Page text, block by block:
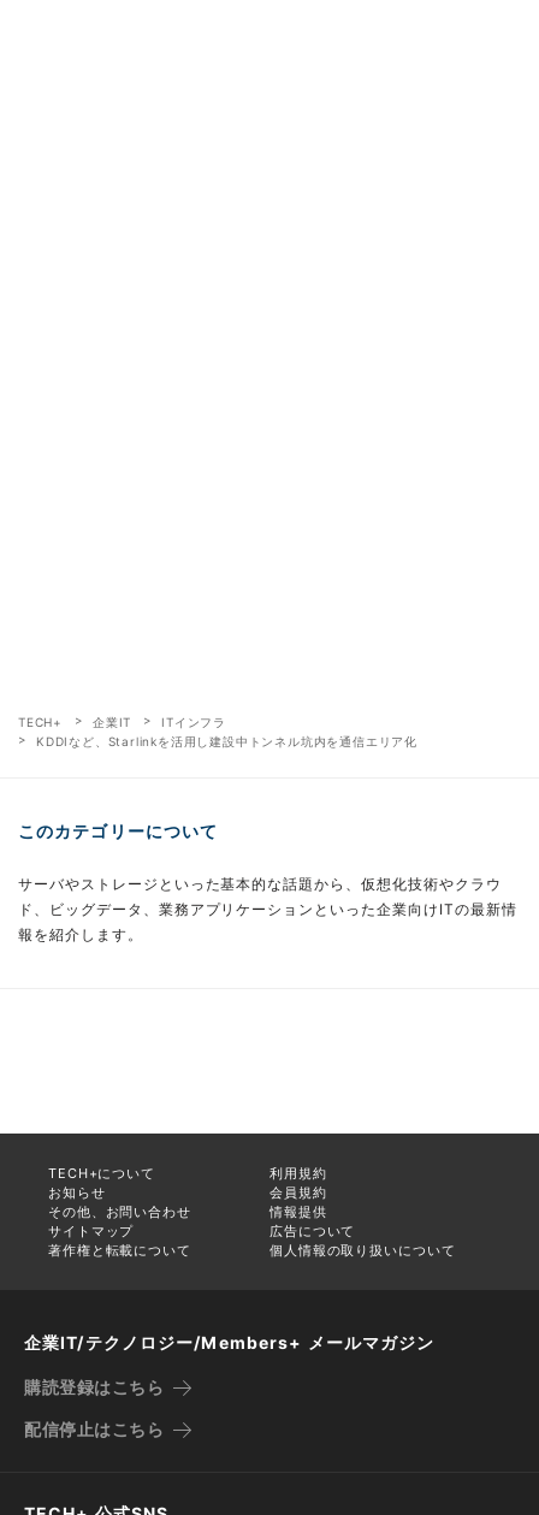
TECH+ 企業IT
ITインフラ
KDDIなど、Starlinkを活用し建設中トンネル坑内を通信エリア化
このカテゴリーについて
サーバやストレージといった基本的な話題から、仮想化技術やクラウ
ド、ビッグデータ、業務アプリケーションといった企業向けITの最新情
報を紹介します。
TECH+について
利用規約
お知らせ
会員規約
その他、お問い合わせ
情報提供
サイトマップ
広告について
著作権と転載について
個人情報の取り扱いについて
企業IT/テクノロジー/Members+ メールマガジン
購読登録はこちら
配信停止はこちら